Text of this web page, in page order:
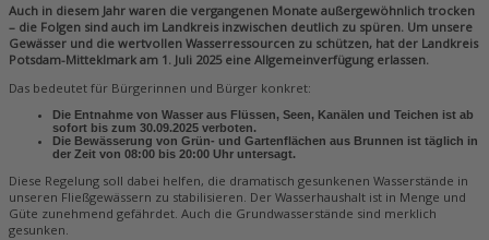
Auch in diesem Jahr waren die vergangenen Monate außergewöhnlich trocken
– die Folgen sind auch im Landkreis inzwischen deutlich zu spüren. Um unsere
Gewässer und die wertvollen Wasserressourcen zu schützen, hat der Landkreis
Potsdam-Mitteklmark am 1. Juli 2025 eine Allgemeinverfügung erlassen.
Das bedeutet für Bürgerinnen und Bürger konkret:
Die Entnahme von Wasser aus Flüssen, Seen, Kanälen und Teichen ist ab
sofort bis zum 30.09.2025 verboten.
Die Bewässerung von Grün- und Gartenflächen aus Brunnen ist täglich in
der Zeit von 08:00 bis 20:00 Uhr untersagt.
Diese Regelung soll dabei helfen, die dramatisch gesunkenen Wasserstände in
unseren Fließgewässern zu stabilisieren. Der Wasserhaushalt ist in Menge und
Güte zunehmend gefährdet. Auch die Grundwasserstände sind merklich
gesunken.